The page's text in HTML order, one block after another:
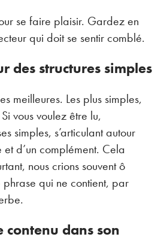
se faire plaisir. Gardez en
qui doit se sentir comblé.
des structures simples
meilleures. Les plus simples,
vous voulez être lu,
simples, s’articulant autour
et d’un complément. Cela
nous crions souvent ô
qui ne contient, par
contenu dans son